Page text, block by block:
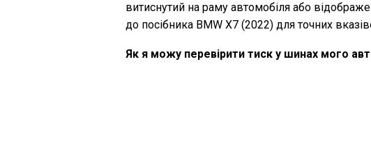
витиснутий на раму автомобіля або
до посібника BMW X7 (2022) для точних
Як я можу перевірити тиск у шинах мого